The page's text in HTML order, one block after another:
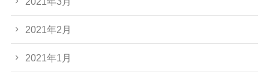
2021年2月
2021年1月